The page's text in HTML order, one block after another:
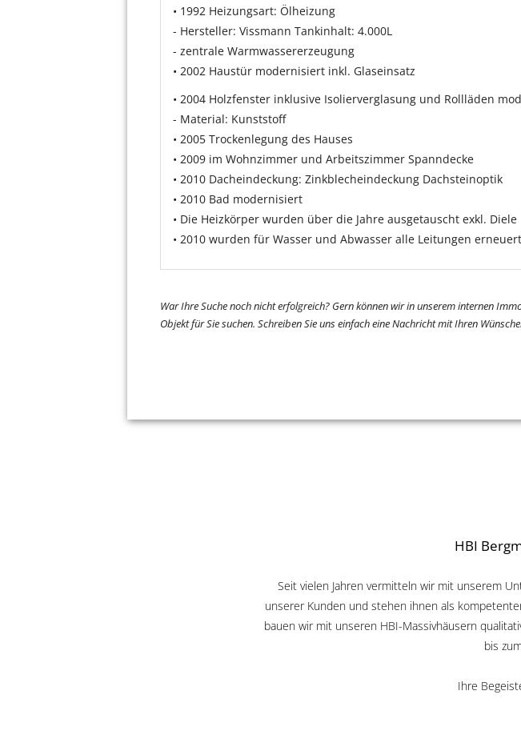
• 1992 Heizungsart: Ölheizung
- Hersteller: Vissmann Tankinhalt: 4.000L
- zentrale Warmwassererzeugung
• 2002 Haustür modernisiert inkl. Glaseinsatz
• 2004 Holzfenster inklusive Isolierverglasung und Rollläden
- Material: Kunststoff
• 2005 Trockenlegung des Hauses
• 2009 im Wohnzimmer und Arbeitszimmer Spanndecke
• 2010 Dacheindeckung: Zinkblecheindeckung Dachsteinoptik
• 2010 Bad modernisiert
• Die Heizkörper wurden über die Jahre ausgetauscht exkl. Diele
• 2010 wurden für Wasser und Abwasser alle Leitungen erneuert
War Ihre Suche noch nicht erfolgreich? Gern können wir in unserem internen
Objekt für Sie suchen. Schreiben Sie uns einfach eine Nachricht mit Ihren
HBI
Seit vielen Jahren vermitteln wir mit unserem
unserer Kunden und stehen ihnen als
bauen wir mit unseren HBI-Massivhäusern
bis
Ihre